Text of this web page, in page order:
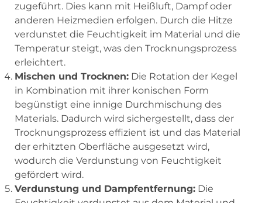
zugeführt. Dies kann mit Heißluft, Dampf oder
anderen Heizmedien erfolgen. Durch die Hitze
verdunstet die Feuchtigkeit im Material und die
Temperatur steigt, was den Trocknungsprozess
erleichtert.
Mischen und Trocknen: Die Rotation der Kegel
in Kombination mit ihrer konischen Form
begünstigt eine innige Durchmischung des
Materials. Dadurch wird sichergestellt, dass der
Trocknungsprozess effizient ist und das Material
der erhitzten Oberfläche ausgesetzt wird,
wodurch die Verdunstung von Feuchtigkeit
gefördert wird.
Verdunstung und Dampfentfernung: Die